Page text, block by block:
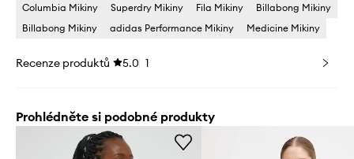
Columbia Mikiny
Superdry Mikiny Fila Mikiny
Billabong Mikiny
Billabong Mikiny
adidas Performance Mikiny Medicine Mikiny
Recenze produktů 5.0 1
Prohlédněte si podobné produkty